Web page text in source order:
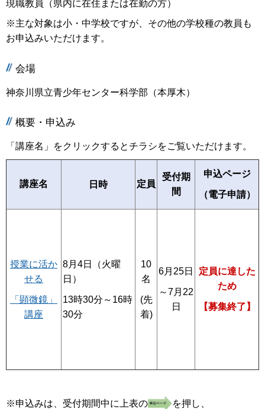
現職教員（県内に在住または在勤の方）
※主な対象は小・中学校ですが、その他の学校種の教員も
お申込みいただけます。
会場
神奈川県立青少年センター科学部（本厚木）
概要・申込み
「講座名」をクリックするとチラシをご覧いただけます。
講座名 日時 定員
受付期
間
申込ページ
（電子申請）
授業に活か
せる
「顕微鏡」
講座
8月4日（火曜
日）
13時30分～16時
30分
10
名
(先
着)
6月25日
～7月22
日
定員に達した
ため
【募集終了】
※申込みは、受付期間中に上表の
を押し、